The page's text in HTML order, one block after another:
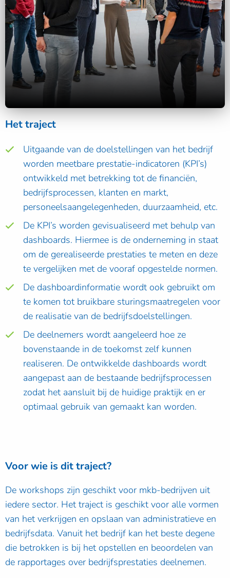
Het traject
Uitgaande van de doelstellingen van het bedrijf
worden meetbare prestatie-indicatoren (KPI’s)
ontwikkeld met betrekking tot de financiën,
bedrijfsprocessen, klanten en markt,
personeelsaangelegenheden, duurzaamheid, etc.
De KPI’s worden gevisualiseerd met behulp van
dashboards. Hiermee is de onderneming in staat
om de gerealiseerde prestaties te meten en deze
te vergelijken met de vooraf opgestelde normen.
De dashboardinformatie wordt ook gebruikt om
te komen tot bruikbare sturingsmaatregelen voor
de realisatie van de bedrijfsdoelstellingen.
De deelnemers wordt aangeleerd hoe ze
bovenstaande in de toekomst zelf kunnen
realiseren. De ontwikkelde dashboards wordt
aangepast aan de bestaande bedrijfsprocessen
zodat het aansluit bij de huidige praktijk en er
optimaal gebruik van gemaakt kan worden.
Voor wie is dit traject?
De workshops zijn geschikt voor mkb-bedrijven uit
iedere sector. Het traject is geschikt voor alle vormen
van het verkrijgen en opslaan van administratieve en
bedrijfsdata. Vanuit het bedrijf kan het beste degene
die betrokken is bij het opstellen en beoordelen van
de rapportages over bedrijfsprestaties deelnemen.